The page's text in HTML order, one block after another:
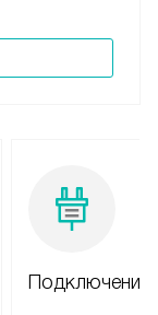
Подключение